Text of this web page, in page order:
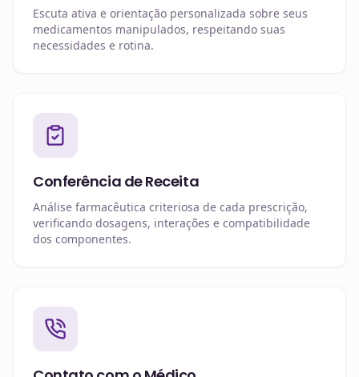
Escuta ativa e orientação personalizada sobre seus
medicamentos manipulados, respeitando suas
necessidades e rotina.
Conferência de Receita
Análise farmacêutica criteriosa de cada prescrição,
verificando dosagens, interações e compatibilidade
dos componentes.